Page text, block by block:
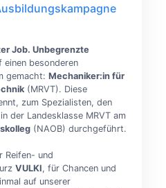
Job. Unbegrenzte
besonderen
gemacht: Mechaniker:in für
(MRVT). Diese
zum Spezialisten, den
der Landesklasse MRVT am
(NAOB) durchgeführt.
Reifen- und
VULKI, für Chancen und
auf unserer